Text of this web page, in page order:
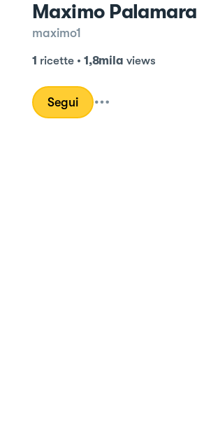
Maximo Palamara
maximo1
1 ricette• 1,8mila views
Segui